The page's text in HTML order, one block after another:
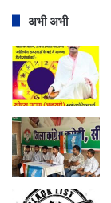
अभी अभी